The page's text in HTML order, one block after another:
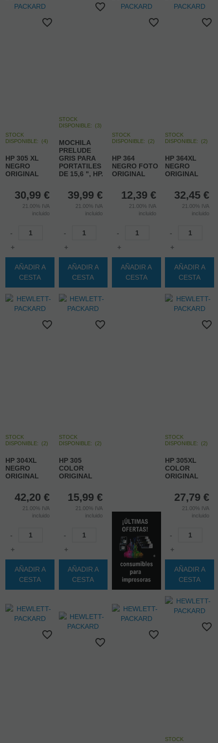
STOCK
DISPONIBLE: (4)
HP 305 XL
NEGRO
ORIGINAL
30,99 €
21.00% IVA
incluido
-
+
AÑADIR A
CESTA
STOCK
DISPONIBLE:
(3)
MOCHILA
PRELUDE
GRIS PARA
PORTATILES
DE 15,6 ", HP.
39,99 €
21.00% IVA
incluido
-
+
AÑADIR A
CESTA
STOCK
DISPONIBLE: (2)
HP 364
NEGRO FOTO
ORIGINAL
12,39 €
21.00% IVA
incluido
-
+
AÑADIR A
CESTA
STOCK
DISPONIBLE: (2)
HP 364XL
NEGRO
ORIGINAL
32,45 €
21.00% IVA
incluido
-
+
AÑADIR A
CESTA
STOCK
DISPONIBLE: (2)
HP 304XL
NEGRO
ORIGINAL
42,20 €
21.00% IVA
incluido
-
+
AÑADIR A
CESTA
STOCK
DISPONIBLE:
(2)
HP 305
COLOR
ORIGINAL
15,99 €
21.00% IVA
incluido
-
+
AÑADIR A
CESTA
STOCK
DISPONIBLE: (2)
HP 305XL
COLOR
ORIGINAL
27,79 €
21.00% IVA
incluido
-
+
AÑADIR A
CESTA
STOCK